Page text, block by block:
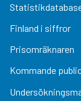
Finland i siffror
Prisomräknaren
Kommande